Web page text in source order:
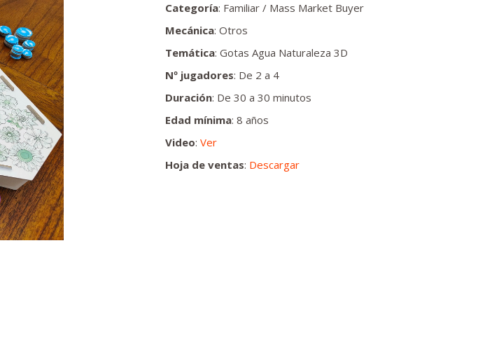
Categoría: Familiar / Mass Market Buyer
Mecánica: Otros
Temática: Gotas Agua Naturaleza 3D
Nº jugadores: De 2 a 4
Duración: De 30 a 30 minutos
Edad mínima: 8 años
Video: Ver
Hoja de ventas: Descargar